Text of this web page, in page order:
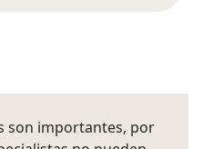
son importantes, por